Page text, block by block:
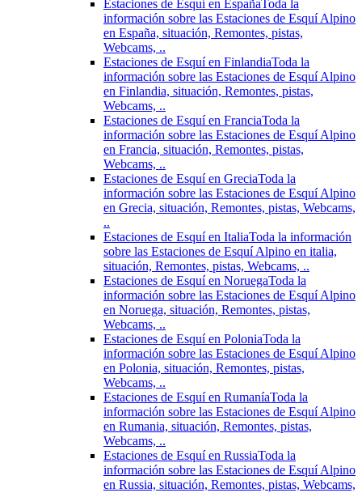
Estaciones de Esquí en EspañaToda la
información sobre las Estaciones de Esquí Alpino
en España, situación, Remontes, pistas,
Webcams, ..
Estaciones de Esquí en FinlandiaToda la
información sobre las Estaciones de Esquí Alpino
en Finlandia, situación, Remontes, pistas,
Webcams, ..
Estaciones de Esquí en FranciaToda la
información sobre las Estaciones de Esquí Alpino
en Francia, situación, Remontes, pistas,
Webcams, ..
Estaciones de Esquí en GreciaToda la
información sobre las Estaciones de Esquí Alpino
en Grecia, situación, Remontes, pistas, Webcams,
..
Estaciones de Esquí en ItaliaToda la información
sobre las Estaciones de Esquí Alpino en italia,
situación, Remontes, pistas, Webcams, ..
Estaciones de Esquí en NoruegaToda la
información sobre las Estaciones de Esquí Alpino
en Noruega, situación, Remontes, pistas,
Webcams, ..
Estaciones de Esquí en PoloniaToda la
información sobre las Estaciones de Esquí Alpino
en Polonia, situación, Remontes, pistas,
Webcams, ..
Estaciones de Esquí en RumaníaToda la
información sobre las Estaciones de Esquí Alpino
en Rumania, situación, Remontes, pistas,
Webcams, ..
Estaciones de Esquí en RussiaToda la
información sobre las Estaciones de Esquí Alpino
en Russia, situación, Remontes, pistas, Webcams,